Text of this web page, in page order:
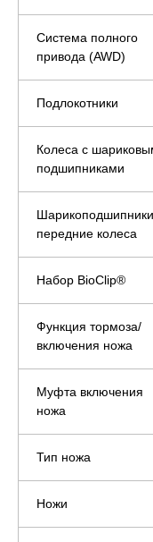
Система полного
привода (AWD)
Подлокотники
Колеса с
подшипниками
Шарикоподшипники,
передние колеса
Набор BioClip®
Функция тормоза/
включения ножа
Муфта включения
ножа
Тип ножа
Ножи